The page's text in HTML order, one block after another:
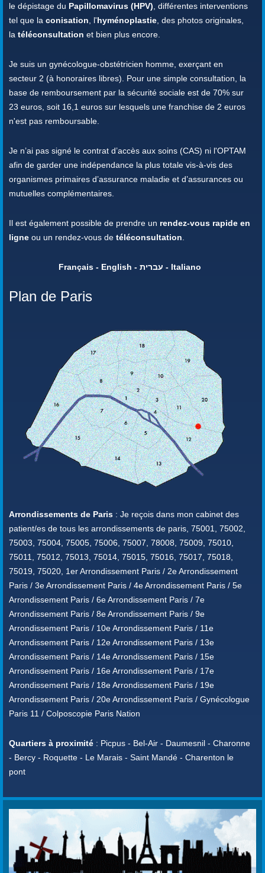
le dépistage du Papillomavirus (HPV) , différentes interventions
tel que la conisation , l'hyménoplastie , des photos originales,
la téléconsultation et bien plus encore.
Je suis un gynécologue-obstétricien homme, exerçant en
secteur 2 (à honoraires libres). Pour une simple consultation, la
base de remboursement par la sécurité sociale est de 70% sur
23 euros, soit 16,1 euros sur lesquels une franchise de 2 euros
n'est pas remboursable.
Je n’ai pas signé le contrat d’accès aux soins (CAS) ni l'OPTAM
afin de garder une indépendance la plus totale vis-à-vis des
organismes primaires d’assurance maladie et d’assurances ou
mutuelles complémentaires.
Il est également possible de prendre un rendez-vous rapide en
ligne ou un rendez-vous de téléconsultation
Français - English - עברית - Italiano
Plan de Paris
Arrondissements de Paris : Je reçois dans mon cabinet des
patient/es de tous les arrondissements de paris, 75001, 75002,
75003, 75004, 75005, 75006, 75007, 78008, 75009, 75010,
75011, 75012, 75013, 75014, 75015, 75016, 75017, 75018,
75019, 75020, 1er Arrondissement Paris / 2e Arrondissement
Paris / 3e Arrondissement Paris / 4e Arrondissement Paris / 5e
Arrondissement Paris / 6e Arrondissement Paris / 7e
Arrondissement Paris / 8e Arrondissement Paris / 9e
Arrondissement Paris / 10e Arrondissement Paris / 11e
Arrondissement Paris / 12e Arrondissement Paris / 13e
Arrondissement Paris / 14e Arrondissement Paris / 15e
Arrondissement Paris / 16e Arrondissement Paris / 17e
Arrondissement Paris / 18e Arrondissement Paris / 19e
Arrondissement Paris / 20e Arrondissement Paris / Gynécologue
Paris 11 / Colposcopie Paris Nation
Quartiers à proximité : Picpus - Bel-Air - Daumesnil - Charonne
- Bercy - Roquette - Le Marais - Saint Mandé - Charenton le
pont